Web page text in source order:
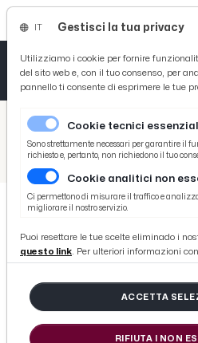
/
/ News
Monteprandone festeggia la riapertura del
Monteprandone
riapertura del
dopo i lavori di
Gestisci la tua privacy
Utilizziamo i cookie per fornire
del sito web e, con il tuo consenso, per
pannello ti consente di esprimere le tue
Cookie tecnici
Sono strettamente necessari per garantire il
richiesto e, pertanto, non richiedono il tuo
Cookie analitici non
Ci permettono di misurare il traffico e
migliorare il nostro servizio.
Puoi resettare le tue scelte eliminado i
questo link. Per ulteriori informazioni
ACCETTA
RIFIUTA I NON
Tutto News
Tutto Sport
Basket
Ciclismo
Tutto Curiosità